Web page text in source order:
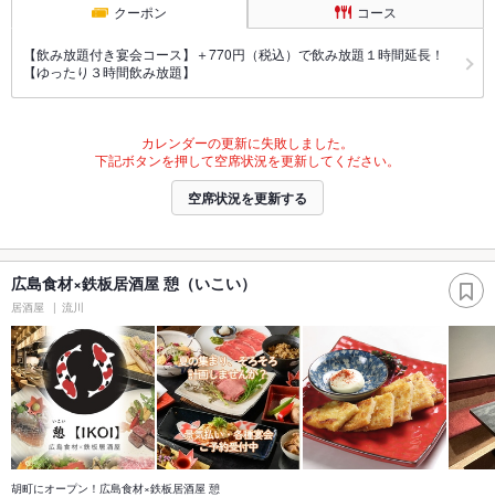
クーポン コース
【飲み放題付き宴会コース】＋770円（税込）で飲み放題１時間延長！
【ゆったり３時間飲み放題】
カレンダーの更新に失敗しました。
下記ボタンを押して空席状況を更新してください。
空席状況を更新する
広島食材×鉄板居酒屋 憩（いこい）
居酒屋 流川
胡町にオープン！広島食材×鉄板居酒屋 憩